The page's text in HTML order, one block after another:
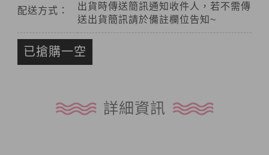
配送方式：
出貨時傳送簡訊通知收件人，若不需傳
送出貨簡訊請於備註欄位告知~
已搶購一空
詳細資訊